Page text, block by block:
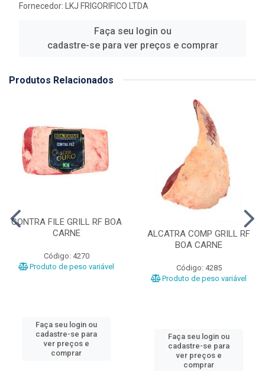
Fornecedor:
LKJ FRIGORIFICO LTDA
Faça seu login ou
cadastre-se para ver preços e comprar
Produtos Relacionados
CONTRA FILE GRILL RF BOA
CARNE
Código: 4270
Produto de peso variável
Faça seu login ou
cadastre-se para
ver preços e
comprar
ALCATRA COMP GRILL RF
BOA CARNE
Código: 4285
Produto de peso variável
Faça seu login ou
cadastre-se para
ver preços e
comprar